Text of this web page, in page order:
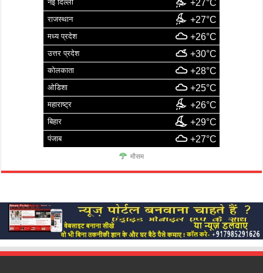
नई दिल्ली +27°C
राजस्थान +27°C
मध्य प्रदेश +26°C
उत्तर प्रदेश +30°C
कोलकाता +28°C
ओडिशा +25°C
महाराष्ट्र +26°C
बिहार +29°C
पंजाब +27°C
मौसम